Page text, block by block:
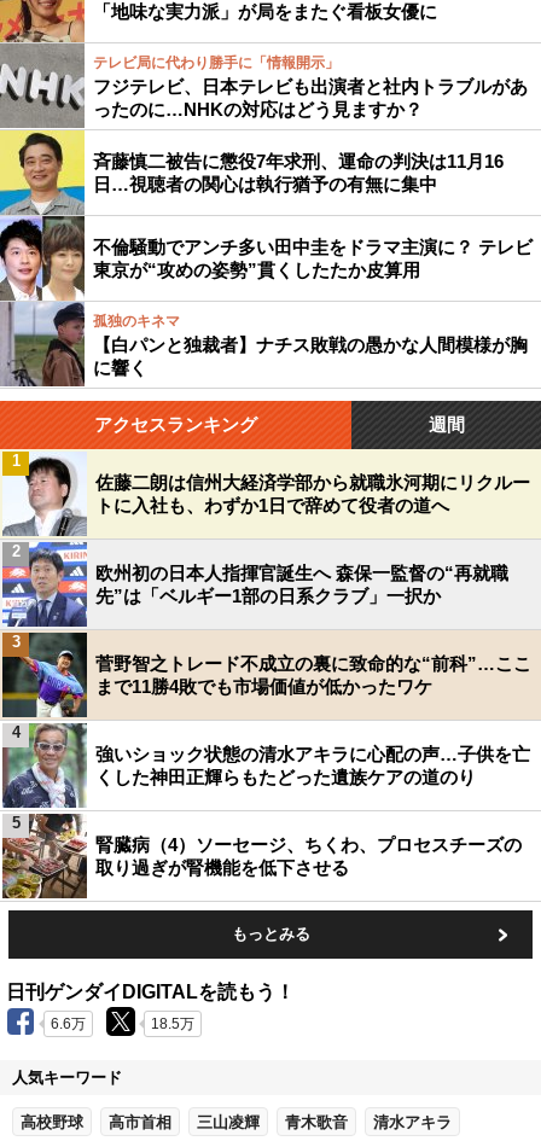
「地味な実力派」が局をまたぐ看板女優に
テレビ局に代わり勝手に「情報開示」
フジテレビ、日本テレビも出演者と社内トラブルがあ
ったのに…NHKの対応はどう見ますか？
斉藤慎二被告に懲役7年求刑、運命の判決は11月16
日…視聴者の関心は執行猶予の有無に集中
不倫騒動でアンチ多い田中圭をドラマ主演に？ テレビ
東京が“攻めの姿勢”貫くしたたか皮算用
孤独のキネマ
【白パンと独裁者】ナチス敗戦の愚かな人間模様が胸
に響く
アクセスランキング 週間
佐藤二朗は信州大経済学部から就職氷河期にリクルー
トに入社も、わずか1日で辞めて役者の道へ
1
欧州初の日本人指揮官誕生へ 森保一監督の“再就職
先”は「ベルギー1部の日系クラブ」一択か
2
菅野智之トレード不成立の裏に致命的な“前科”…ここ
まで11勝4敗でも市場価値が低かったワケ
3
強いショック状態の清水アキラに心配の声…子供を亡
くした神田正輝らもたどった遺族ケアの道のり
4
腎臓病（4）ソーセージ、ちくわ、プロセスチーズの
取り過ぎが腎機能を低下させる
5
もっとみる
日刊ゲンダイDIGITALを読もう！
6.6万 18.5万
人気キーワード
高校野球 高市首相 三山凌輝 青木歌音 清水アキラ